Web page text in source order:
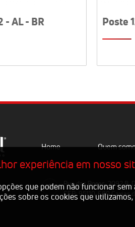
AL - BR Poste
Home Quem
Rua das Rosas, 2092 B.
CEP: 95110-680 Caxias
experiência em nosso
que podem não funcionar
sobre os cookies que utilizamos,